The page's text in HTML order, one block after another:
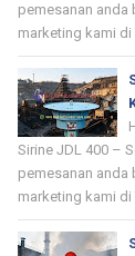
pemesanan anda
marketing kami di
Sirine JDL 400 –
pemesanan anda
marketing kami di